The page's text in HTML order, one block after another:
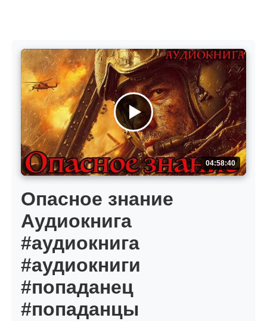
04:58:40
Опасное знание
Аудиокнига
#аудиокнига
#аудиокниги
#попаданец
#попаданцы